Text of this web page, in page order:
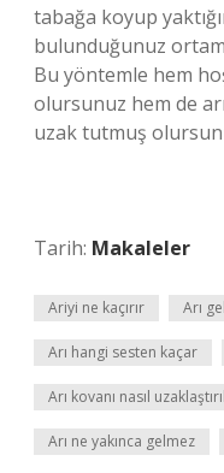
tabağa koyup
bulunduğunuz
Bu yöntemle hem
olursunuz hem de
uzak tutmuş
Tarih: Makaleler
Ariyi ne kaçırır Arı
Arı hangi sesten kaçar
Arı kovanı nasıl
Arı ne yakınca gelmez